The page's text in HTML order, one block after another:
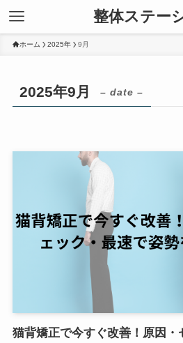
整体ステー
ホーム 2025年 9月
2025年9月 – date –
猫背矯正で今すぐ改善！原因・